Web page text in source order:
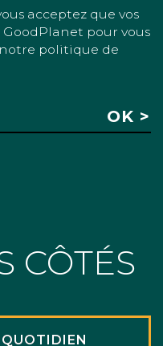
acceptez que vos
pour vous
politique de
CÔTÉS